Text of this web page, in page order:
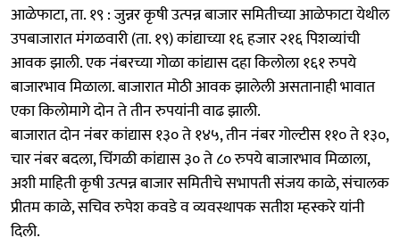
आळेफाटा, ता. १९ : जुन्नर कृषी उत्पन्न बाजार समितीच्या आळेफाटा येथील
उपबाजारात मंगळवारी (ता. १९) कांद्याच्या १६ हजार २१६ पिशव्यांची
आवक झाली. एक नंबरच्या गोळा कांद्यास दहा किलोला १६१ रुपये
बाजारभाव मिळाला. बाजारात मोठी आवक झालेली असतानाही भावात
एका किलोमागे दोन ते तीन रुपयांनी वाढ झाली.
बाजारात दोन नंबर कांद्यास १३० ते १४५, तीन नंबर गोल्टीस ११० ते १३०,
चार नंबर बदला, चिंगळी कांद्यास ३० ते ८० रुपये बाजारभाव मिळाला,
अशी माहिती कृषी उत्पन्न बाजार समितीचे सभापती संजय काळे, संचालक
प्रीतम काळे, सचिव रुपेश कवडे व व्यवस्थापक सतीश म्हस्करे यांनी
दिली.